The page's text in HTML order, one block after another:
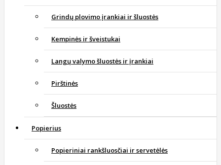
Grindų plovimo įrankiai ir šluostės
Kempinės ir šveistukai
Langų valymo šluostės ir įrankiai
Pirštinės
Šluostės
Popierius
Popieriniai rankšluosčiai ir servetėlės